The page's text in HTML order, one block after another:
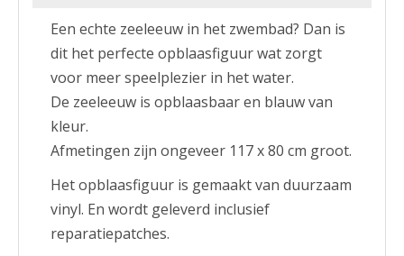
Een echte zeeleeuw in het zwembad? Dan is
dit het perfecte opblaasfiguur wat zorgt
voor meer speelplezier in het water.
De zeeleeuw is opblaasbaar en blauw van
kleur.
Afmetingen zijn ongeveer 117 x 80 cm groot.
Het opblaasfiguur is gemaakt van duurzaam
vinyl. En wordt geleverd inclusief
reparatiepatches.